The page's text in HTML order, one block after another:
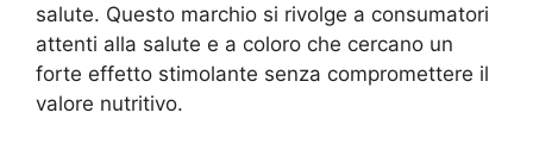
salute. Questo marchio si rivolge a consumatori
attenti alla salute e a coloro che cercano un
forte effetto stimolante senza compromettere il
valore nutritivo.